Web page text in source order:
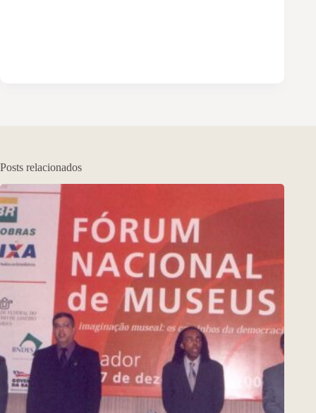
Posts relacionados